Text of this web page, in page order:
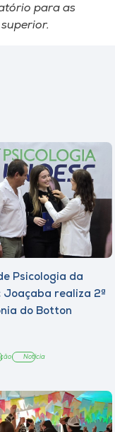
para as
Psicologia da
Joaçaba realiza 2ª
do Botton
Notícia